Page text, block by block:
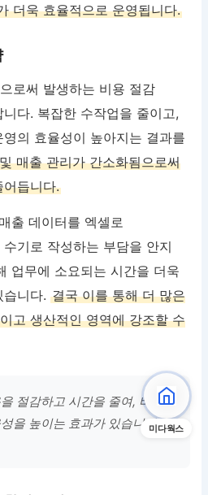
더욱 효율적으로 운영됩니다.
로써 발생하는 비용 절감
다. 복잡한 수작업을 줄이고,
의 효율성이 높아지는 결과를
매출 관리가 간소화됨으로써
듭니다.
출 데이터를 엑셀로
기로 작성하는 부담을 안지
업무에 소요되는 시간을 더욱
습니다.결국 이를 통해 더 많은
고 생산적인 영역에 강조할 수
절감하고 시간을 줄여, 비즈
을 높이는 효과가 있습니다.미다웍스